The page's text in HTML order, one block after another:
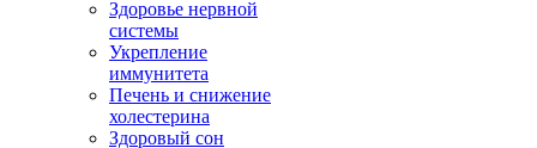
Здоровье нервной
системы
Укрепление
иммунитета
Печень и снижение
холестерина
Здоровый сон